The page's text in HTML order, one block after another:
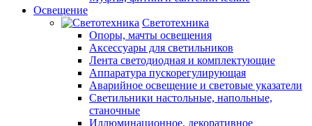
Освещение
Светотехника
Опоры, мачты освещения
Аксессуары для светильников
Лента светодиодная и комплектующие
Аппаратура пускорегулирующая
Аварийное освещение и световые указатели
Светильники настольные, напольные,
станочные
Иллюминационное, декоративное